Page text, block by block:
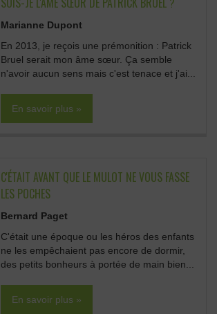
Marianne Dupont
En 2013, je reçois une prémonition : Patrick
Bruel serait mon âme sœur. Ça semble
n'avoir aucun sens mais c'est tenace et j'ai...
En savoir plus »
C'ÉTAIT AVANT QUE LE MULOT NE VOUS FASSE
LES POCHES
Bernard Paget
C'était une époque ou les héros des enfants
ne les empêchaient pas encore de dormir,
des petits bonheurs à portée de main bien...
En savoir plus »